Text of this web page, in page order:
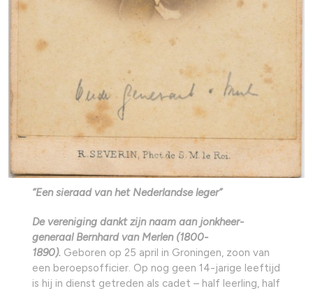
“Een sieraad van het Nederlandse leger”
De vereniging dankt zijn naam aan jonkheer-
generaal Bernhard van Merlen (1800-
1890).Geboren op 25 april in Groningen, zoon van
een beroepsofficier. Op nog geen 14-jarige leeftijd
is hij in dienst getreden als cadet – half leerling, half